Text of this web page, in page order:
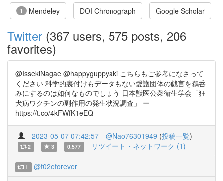
1 Mendeley DOI Chronograph Google Scholar
Twitter (367 users, 575 posts, 206
favorites)
@IssekiNagae @happyguppyaki こちらもご参考になさって
ください 科学的裏付けもデータもない愛護団体の戯言を鵜呑
みにするのは如何なものでしょう 日本獣医公衆衛生学会「狂
犬病ワクチンの副作用の発生状況調査」 ー
https://t.co/4kFWfK1eEQ
2023-05-07 07:42:57 @Nao76301949 (投稿一覧)
2 3 0.577 リツイート・ネットワーク (1)
1 @f02eforever